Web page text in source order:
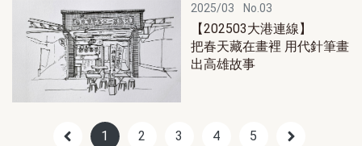
2025/03 No.03
【202503大港連線】
把春天藏在畫裡 用代針筆畫
出高雄故事
1 2 3 4 5